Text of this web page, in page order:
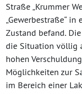
Straße „Krummer
„Gewerbestraße“
Zustand befand.
die Situation völlig
hohen
Möglichkeiten zur
im Bereich einer